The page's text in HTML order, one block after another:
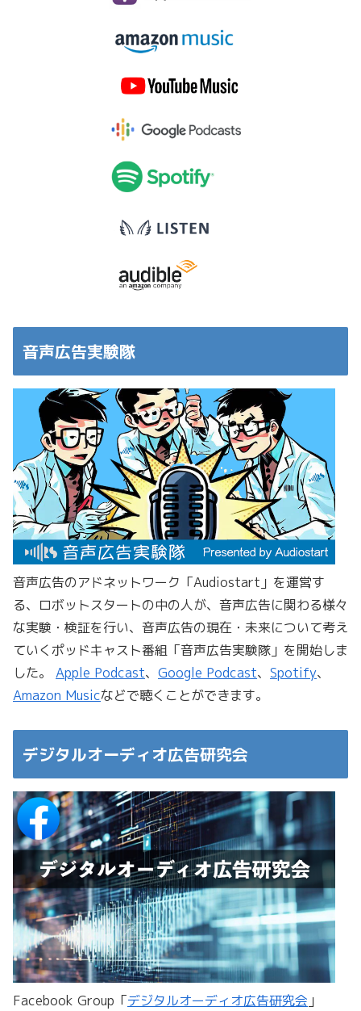
音声広告実験隊
音声広告のアドネットワーク「Audiostart」を運営す
る、ロボットスタートの中の人が、音声広告に関わる様々
な実験・検証を行い、音声広告の現在・未来について考え
ていくポッドキャスト番組「音声広告実験隊」を開始しま
した。 Apple Podcast、 Google Podcast、 Spotify、
Amazon Musicなどで聴くことができます。
デジタルオーディオ広告研究会
Facebook Group「デジタルオーディオ広告研究会 」